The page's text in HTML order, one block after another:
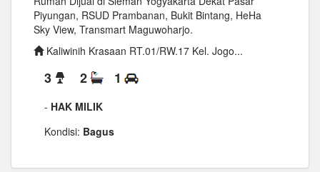
Piyungan, RSUD Prambanan, Bukit Bintang, HeHa
Sky View, Transmart Maguwoharjo.
Kaliwinih Krasaan RT.01/RW.17 Kel. Jogo...
3 2 1
- HAK MILIK
Kondisi: Bagus